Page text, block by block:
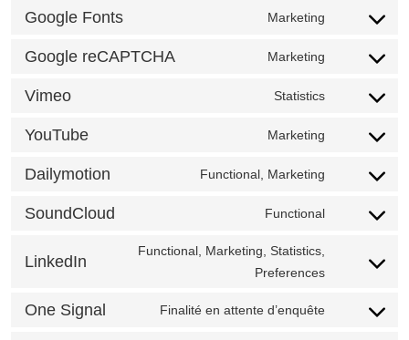
service
analytics
Google Fonts Marketing
Consent
service
Google reCAPTCHA Marketing
Consent
service
recaptcha
Vimeo Statistics
Consent
service
YouTube Marketing
Consent
service
Dailymotion Functional, Marketing
Consent
service
SoundCloud Functional
Consent
soundcloud
LinkedIn
Functional, Marketing, Statistics,
Preferences
Consent
linkedin
One Signal Finalité en attente d’enquête
Consent